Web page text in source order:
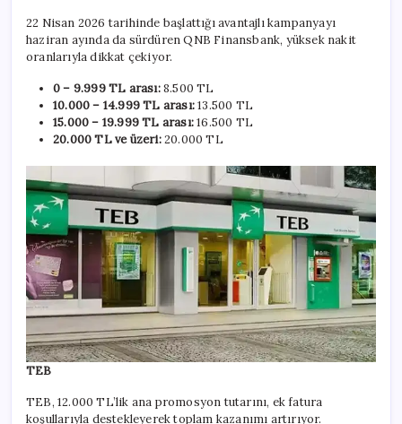
22 Nisan 2026 tarihinde başlattığı avantajlı kampanyayı
haziran ayında da sürdüren QNB Finansbank, yüksek nakit
oranlarıyla dikkat çekiyor.
0 – 9.999 TL arası:8.500 TL
10.000 – 14.999 TL arası:13.500 TL
15.000 – 19.999 TL arası:16.500 TL
20.000 TL ve üzeri:20.000 TL
TEB
TEB, 12.000 TL’lik ana promosyon tutarını, ek fatura
koşullarıyla destekleyerek toplam kazanımı artırıyor.